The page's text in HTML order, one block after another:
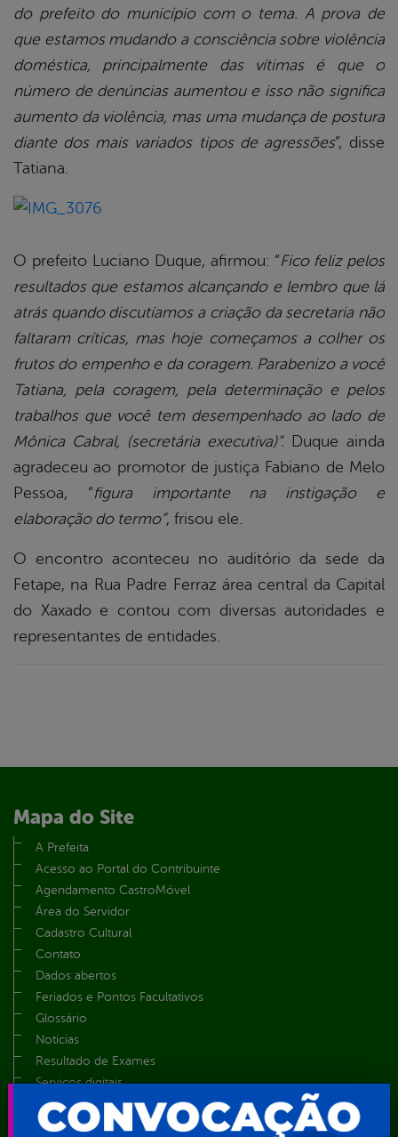
do prefeito do município com o tema. A prova de
que estamos mudando a consciência sobre violência
doméstica, principalmente das vítimas é que o
número de denúncias aumentou e isso não significa
aumento da violência, mas uma mudança de postura
diante dos mais variados tipos de agressões”, disse
Tatiana.
O prefeito Luciano Duque, afirmou: “Fico feliz pelos
resultados que estamos alcançando e lembro que lá
atrás quando discutíamos a criação da secretaria não
faltaram críticas, mas hoje começamos a colher os
frutos do empenho e da coragem. Parabenizo a você
Tatiana, pela coragem, pela determinação e pelos
trabalhos que você tem desempenhado ao lado de
Mônica Cabral, (secretária executiva)”. Duque ainda
agradeceu ao promotor de justiça Fabiano de Melo
Pessoa, “figura importante na instigação e
elaboração do termo”, frisou ele.
O encontro aconteceu no auditório da sede da
Fetape, na Rua Padre Ferraz área central da Capital
do Xaxado e contou com diversas autoridades e
representantes de entidades.
Mapa do Site
A Prefeita
Acesso ao Portal do Contribuinte
Agendamento CastroMóvel
Área do Servidor
Cadastro Cultural
Contato
Dados abertos
Feriados e Pontos Facultativos
Glossário
Notícias
Resultado de Exames
Serviços digitais
Telefones Úteis
TV Web